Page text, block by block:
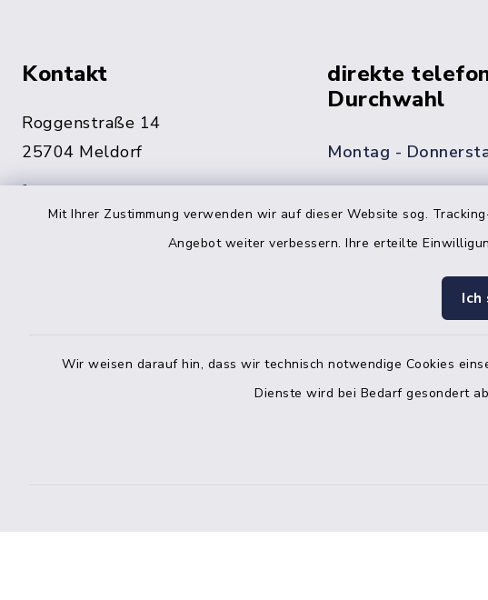
Mit Ihrer Zustimmung verwenden wir auf dieser Website sog.
Angebot weiter verbessern. Ihre erteilte
Ich
Wir weisen darauf hin, dass wir technisch notwendige Cookies
Dienste wird bei Bedarf gesondert
Kontakt
Roggenstraße 14
25704 Meldorf
04832 6065-0
04832 6065-215
direkte
Durchwahl
Montag -
Freitag
Online-
Haben Sie ein
keinen zeitnahen
Telefonnummer
Telefonliste des